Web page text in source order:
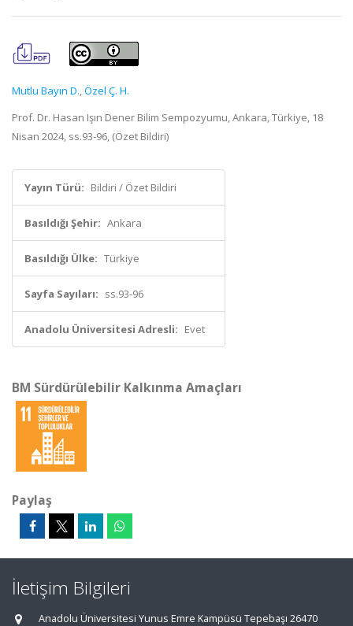
Mutlu Bayın D.,Özel Ç. H.
Prof. Dr. Hasan Işın Dener Bilim Sempozyumu, Ankara, Türkiye, 18
Nisan 2024, ss.93-96, (Özet Bildiri)
Yayın Türü: Bildiri / Özet Bildiri
Basıldığı Şehir: Ankara
Basıldığı Ülke: Türkiye
Sayfa Sayıları: ss.93-96
Anadolu Üniversitesi Adresli: Evet
BM Sürdürülebilir Kalkınma Amaçları
Paylaş
İletişim Bilgileri
Anadolu Üniversitesi Yunus Emre Kampüsü Tepebaşı 26470